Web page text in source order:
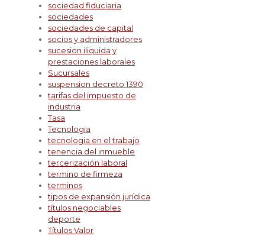
sociedad fiduciaria
sociedades
sociedades de capital
socios y administradores
sucesion iliquida y
prestaciones laborales
Sucursales
suspension decreto 1390
tarifas del impuesto de
industria
Tasa
Tecnologia
tecnologia en el trabajo
tenencia del inmueble
tercerización laboral
termino de firmeza
terminos
tipos de expansión jurídica
títulos negociables
deporte
Títulos Valor